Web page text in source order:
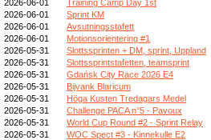
2026-06-01
Training Camp Day 1st
2026-06-01
Sprint KM
2026-06-01
Avsutningsstafett
2026-06-01
Motionsorientering #1
2026-05-31
Slottssprinten + DM, sprint, Uppland
2026-05-31
Slottssprintstafetten, teamsprint
2026-05-31
Gdańsk City Race 2026 E4
2026-05-31
Bijvank Blaricum
2026-05-31
Höga Kusten Tredagars Medel
2026-05-31
Challenge PACA n°5 - Pavoux
2026-05-31
World Cup Round #2 - Sprint Relay
2026-05-31
WOC Spect #3 - Kinnekulle E2